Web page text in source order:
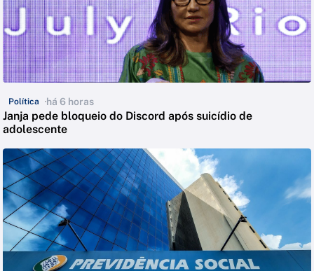
Política há 6 horas
Janja pede bloqueio do Discord após suicídio de
adolescente